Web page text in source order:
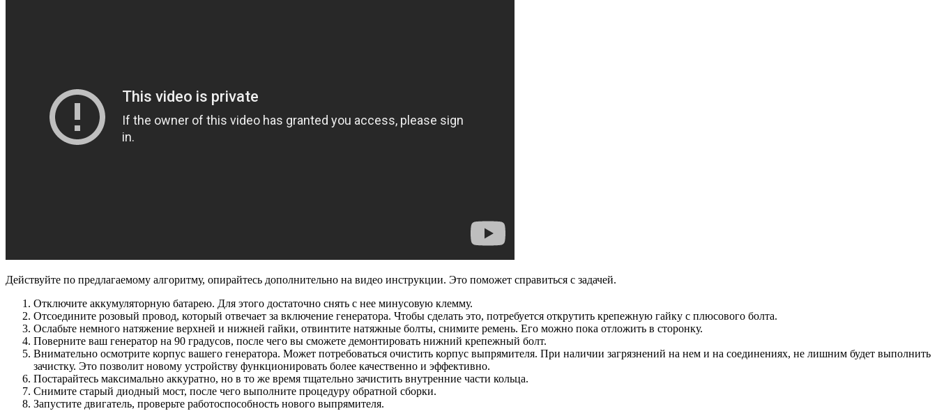
Действуйте по предлагаемому алгоритму, опирайтесь дополнительно на видео инструкции. Это поможет справиться с задачей.
Отключите аккумуляторную батарею. Для этого достаточно снять с нее минусовую клемму.
Отсоедините розовый провод, который отвечает за включение генератора. Чтобы сделать это, потребуется открутить крепежную гайку с плюсового болта.
Ослабьте немного натяжение верхней и нижней гайки, отвинтите натяжные болты, снимите ремень. Его можно пока отложить в сторонку.
Поверните ваш генератор на 90 градусов, после чего вы сможете демонтировать нижний крепежный болт.
Внимательно осмотрите корпус вашего генератора. Может потребоваться очистить корпус выпрямителя. При наличии загрязнений на нем и на соединениях, не лишним будет выполнить
зачистку. Это позволит новому устройству функционировать более качественно и эффективно.
Постарайтесь максимально аккуратно, но в то же время тщательно зачистить внутренние части кольца.
Снимите старый диодный мост, после чего выполните процедуру обратной сборки.
Запустите двигатель, проверьте работоспособность нового выпрямителя.